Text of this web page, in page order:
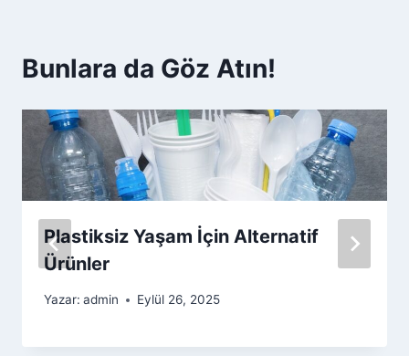
Bunlara da Göz Atın!
Plastiksiz Yaşam İçin Alternatif
Ürünler
Yazar: admin Eylül 26, 2025